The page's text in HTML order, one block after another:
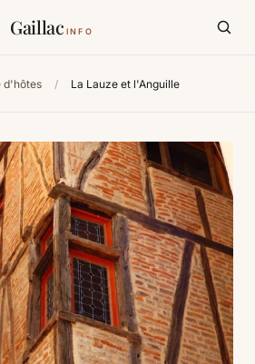
Gaillac INFO
d'hôtes / La Lauze et l'Anguille